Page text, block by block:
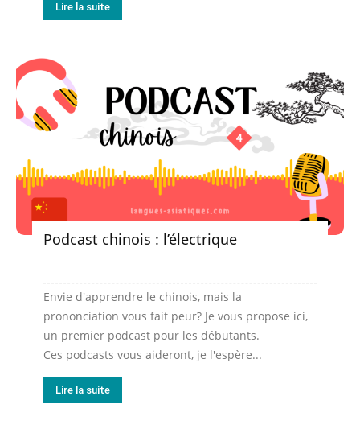
Lire la suite
Podcast chinois : l’électrique
Envie d'apprendre le chinois, mais la
prononciation vous fait peur? Je vous propose ici,
un premier podcast pour les débutants.
Ces podcasts vous aideront, je l'espère...
Lire la suite